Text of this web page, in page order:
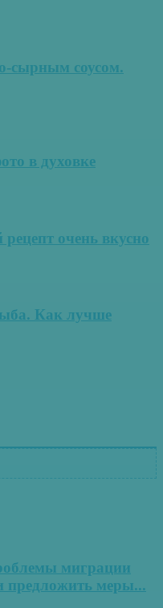
сырным соусом.
в духовке
очень вкусно
Как лучше
миграции
предложить меры...